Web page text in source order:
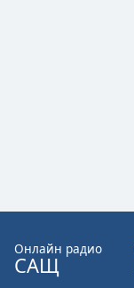
Онлайн радио
САЩ